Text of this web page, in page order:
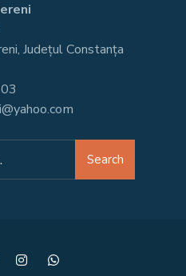
Județul Constanța
Search